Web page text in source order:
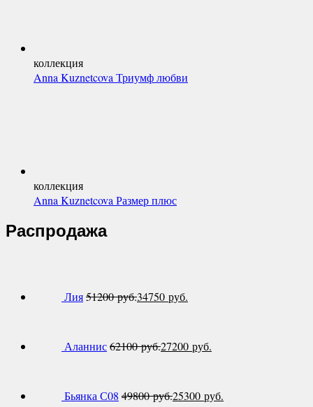
коллекция
Anna Kuznetcova Триумф любви
коллекция
Anna Kuznetcova Размер плюс
Распродажа
Лия51200руб.34750 руб.
Аланнис62100руб.27200 руб.
Бьянка С08 49800руб.25300 руб.